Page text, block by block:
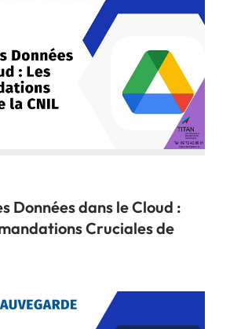
Données dans le Cloud :
Cruciales de